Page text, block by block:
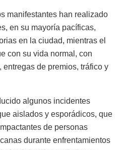
manifestantes han realizado
en su mayoría pacíficas,
en la ciudad, mientras el
con su vida normal, con
de premios, tráfico y
algunos incidentes
aislados y esporádicos, que
de personas
durante enfrentamientos